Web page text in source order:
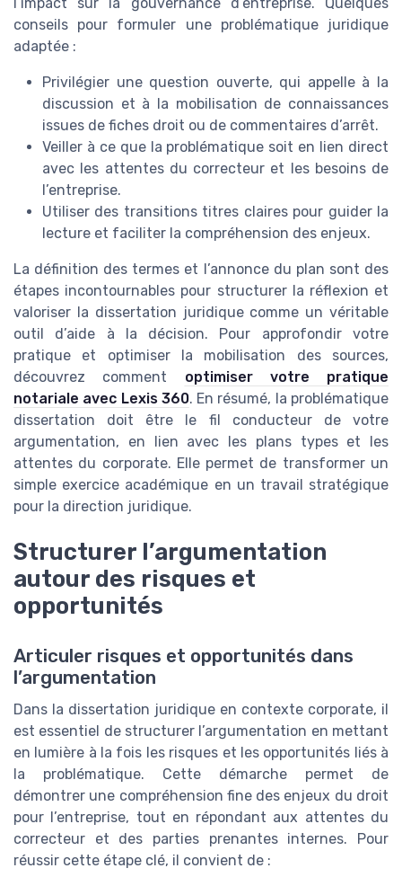
l’impact sur la gouvernance d’entreprise. Quelques
conseils pour formuler une problématique juridique
adaptée :
Privilégier une question ouverte, qui appelle à la
discussion et à la mobilisation de connaissances
issues de fiches droit ou de commentaires d’arrêt.
Veiller à ce que la problématique soit en lien direct
avec les attentes du correcteur et les besoins de
l’entreprise.
Utiliser des transitions titres claires pour guider la
lecture et faciliter la compréhension des enjeux.
La définition des termes et l’annonce du plan sont des
étapes incontournables pour structurer la réflexion et
valoriser la dissertation juridique comme un véritable
outil d’aide à la décision. Pour approfondir votre
pratique et optimiser la mobilisation des sources,
découvrez comment optimiser votre pratique
notariale avec Lexis 360. En résumé, la problématique
dissertation doit être le fil conducteur de votre
argumentation, en lien avec les plans types et les
attentes du corporate. Elle permet de transformer un
simple exercice académique en un travail stratégique
pour la direction juridique.
Structurer l’argumentation
autour des risques et
opportunités
Articuler risques et opportunités dans
l’argumentation
Dans la dissertation juridique en contexte corporate, il
est essentiel de structurer l’argumentation en mettant
en lumière à la fois les risques et les opportunités liés à
la problématique. Cette démarche permet de
démontrer une compréhension fine des enjeux du droit
pour l’entreprise, tout en répondant aux attentes du
correcteur et des parties prenantes internes. Pour
réussir cette étape clé, il convient de :